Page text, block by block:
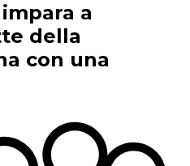
a
della
con una